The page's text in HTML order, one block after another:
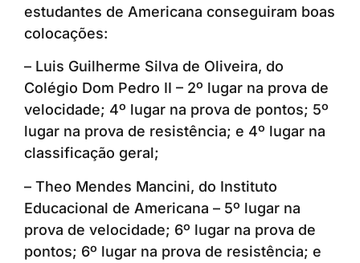
estudantes de Americana conseguiram boas
colocações:
– Luis Guilherme Silva de Oliveira, do
Colégio Dom Pedro II – 2º lugar na prova de
velocidade; 4º lugar na prova de pontos; 5º
lugar na prova de resistência; e 4º lugar na
classificação geral;
– Theo Mendes Mancini, do Instituto
Educacional de Americana – 5º lugar na
prova de velocidade; 6º lugar na prova de
pontos; 6º lugar na prova de resistência; e